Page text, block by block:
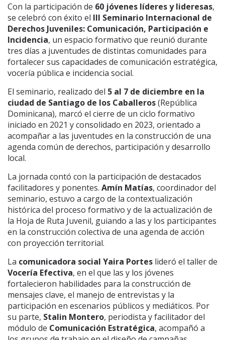
Con la participación de 60 jóvenes líderes y lideresas,
se celebró con éxito el III Seminario Internacional de
Derechos Juveniles: Comunicación, Participación e
Incidencia, un espacio formativo que reunió durante
tres días a juventudes de distintas comunidades para
fortalecer sus capacidades de comunicación estratégica,
vocería pública e incidencia social.
El seminario, realizado del 5 al 7 de diciembre en la
ciudad de Santiago de los Caballeros(República
Dominicana), marcó el cierre de un ciclo formativo
iniciado en 2021 y consolidado en 2023, orientado a
acompañar a las juventudes en la construcción de una
agenda común de derechos, participación y desarrollo
local.
La jornada contó con la participación de destacados
facilitadores y ponentes. Amín Matías, coordinador del
seminario, estuvo a cargo de la contextualización
histórica del proceso formativo y de la actualización de
la Hoja de Ruta Juvenil, guiando a las y los participantes
en la construcción colectiva de una agenda de acción
con proyección territorial.
La comunicadora social Yaira Portes lideró el taller de
Vocería Efectiva, en el que las y los jóvenes
fortalecieron habilidades para la construcción de
mensajes clave, el manejo de entrevistas y la
participación en escenarios públicos y mediáticos. Por
su parte, Stalin Montero, periodista y facilitador del
módulo de Comunicación Estratégica, acompañó a